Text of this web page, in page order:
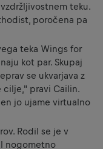
teku.
poročena pa
teka Wings for
kot par. Skupaj
se ukvarjava z
cilje," pravi Cailin.
jo ujame virtualno
Rodil se je v
nogometno